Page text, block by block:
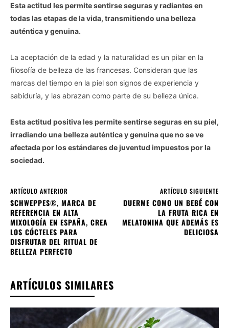
Esta actitud les permite sentirse seguras y radiantes en
todas las etapas de la vida, transmitiendo una belleza
auténtica y genuina.
La aceptación de la edad y la naturalidad es un pilar en la
filosofía de belleza de las francesas. Consideran que las
marcas del tiempo en la piel son signos de experiencia y
sabiduría, y las abrazan como parte de su belleza única.
Esta actitud positiva les permite sentirse seguras en su piel,
irradiando una belleza auténtica y genuina que no se ve
afectada por los estándares de juventud impuestos por la
sociedad.
ARTÍCULO ANTERIOR
SCHWEPPES®, MARCA DE
REFERENCIA EN ALTA
MIXOLOGÍA EN ESPAÑA, CREA
LOS CÓCTELES PARA
DISFRUTAR DEL RITUAL DE
BELLEZA PERFECTO
ARTÍCULO SIGUIENTE
DUERME COMO UN BEBÉ CON
LA FRUTA RICA EN
MELATONINA QUE ADEMÁS ES
DELICIOSA
ARTÍCULOS SIMILARES